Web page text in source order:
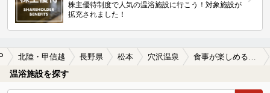
株主優待制度で人気の温浴施設に行こう！対象施設が
拡充されました！
北陸・甲信越 長野県 松本 穴沢温泉 食事が楽しめる穴沢温泉の温泉、日帰り温泉、スーパー銭湯おすすめ
温浴施設を探す